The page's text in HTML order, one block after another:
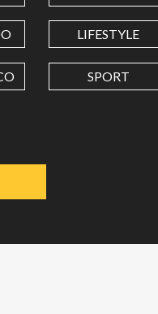
LIFESTYLE
SPORT